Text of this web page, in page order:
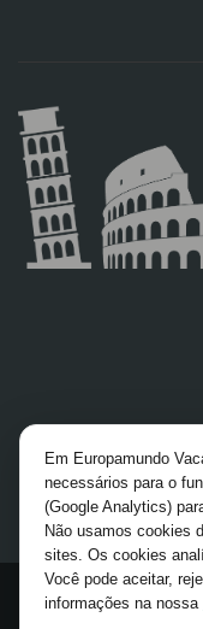
© 2026
Em Europamundo
necessários para o
(Google Analytics)
Não usamos cookies
sites. Os cookies
Você pode aceitar,
informações na nossa